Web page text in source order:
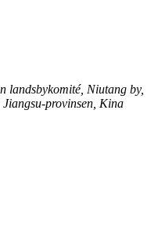
landsbykomité, Niutang by,
provinsen, Kina